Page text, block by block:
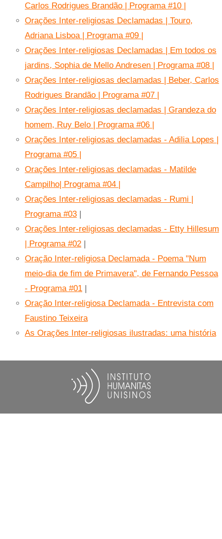
Carlos Rodrigues Brandão | Programa #10 |
Orações Inter-religiosas Declamadas | Touro,
Adriana Lisboa | Programa #09 |
Orações Inter-religiosas Declamadas | Em todos os
jardins, Sophia de Mello Andresen | Programa #08 |
Orações Inter-religiosas declamadas | Beber, Carlos
Rodrigues Brandão | Programa #07 |
Orações Inter-religiosas declamadas | Grandeza do
homem, Ruy Belo | Programa #06 |
Orações Inter-religiosas declamadas - Adilia Lopes |
Programa #05 |
Orações Inter-religiosas declamadas - Matilde
Campilho| Programa #04 |
Orações Inter-religiosas declamadas - Rumi |
Programa #03 |
Orações Inter-religiosas declamadas - Etty Hillesum
| Programa #02 |
Oração Inter-religiosa Declamada - Poema "Num
meio-dia de fim de Primavera", de Fernando Pessoa
- Programa #01 |
Oração Inter-religiosa Declamada - Entrevista com
Faustino Teixeira
As Orações Inter-religiosas ilustradas: uma história